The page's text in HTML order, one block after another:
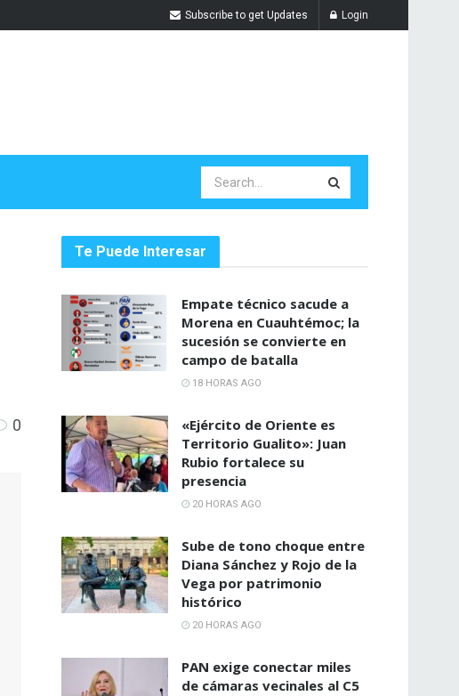
Subscribe to get Updates Login
0
Te Puede Interesar
Empate técnico sacude a
Morena en Cuauhtémoc; la
sucesión se convierte en
campo de batalla
18 HORAS AGO
«Ejército de Oriente es
Territorio Gualito»: Juan
Rubio fortalece su
presencia
20 HORAS AGO
Sube de tono choque entre
Diana Sánchez y Rojo de la
Vega por patrimonio
histórico
20 HORAS AGO
PAN exige conectar miles
de cámaras vecinales al C5